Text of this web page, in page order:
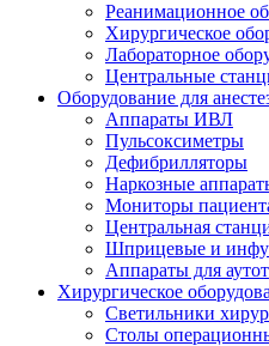
Реанимационное
Хирургическое
Лабораторное
Центральные
Оборудование для
Аппараты ИВЛ
Пульсоксиметры
Дефибрилляторы
Наркозные
Мониторы
Центральная
Шприцевые и
Аппараты для
Хирургическое
Светильники
Столы